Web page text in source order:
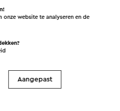
in Valkenburg
website te analyseren en de
Aangepast